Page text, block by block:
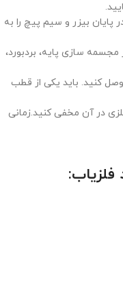
پایان بیزر و سیم پیچ را به
سازی پایه، بردبورد،
کنید. باید یکی از قطب
در آن مخفی کنید.زمانی